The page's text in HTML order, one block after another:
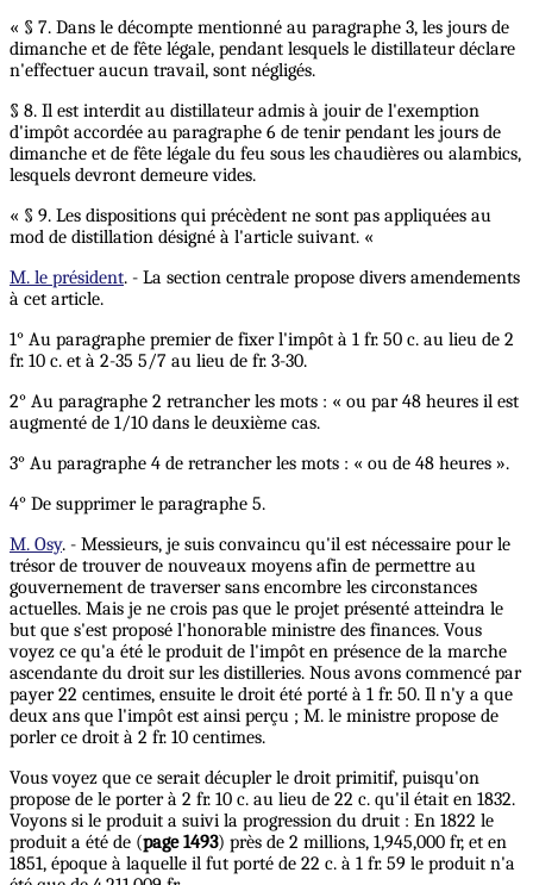
« § 7. Dans le décompte mentionné au paragraphe 3, les jours de
dimanche et de fête légale, pendant lesquels le distillateur déclare
n'effectuer aucun travail, sont négligés.
§ 8. Il est interdit au distillateur admis à jouir de l'exemption
d'impôt accordée au paragraphe 6 de tenir pendant les jours de
dimanche et de fête légale du feu sous les chaudières ou alambics,
lesquels devront demeure vides.
« § 9. Les dispositions qui précèdent ne sont pas appliquées au
mod de distillation désigné à l'article suivant. «
M. le président. - La section centrale propose divers amendements
à cet article.
1° Au paragraphe premier de fixer l'impôt à 1 fr. 50 c. au lieu de 2
fr. 10 c. et à 2-35 5/7 au lieu de fr. 3-30.
2° Au paragraphe 2 retrancher les mots : « ou par 48 heures il est
augmenté de 1/10 dans le deuxième cas.
3° Au paragraphe 4 de retrancher les mots : « ou de 48 heures ».
4° De supprimer le paragraphe 5.
M. Osy. - Messieurs, je suis convaincu qu'il est nécessaire pour le
trésor de trouver de nouveaux moyens afin de permettre au
gouvernement de traverser sans encombre les circonstances
actuelles. Mais je ne crois pas que le projet présenté atteindra le
but que s'est proposé l'honorable ministre des finances. Vous
voyez ce qu'a été le produit de l'impôt en présence de la marche
ascendante du droit sur les distilleries. Nous avons commencé par
payer 22 centimes, ensuite le droit été porté à 1 fr. 50. Il n'y a que
deux ans que l'impôt est ainsi perçu ; M. le ministre propose de
porler ce droit à 2 fr. 10 centimes.
Vous voyez que ce serait décupler le droit primitif, puisqu'on
propose de le porter à 2 fr. 10 c. au lieu de 22 c. qu'il était en 1832.
Voyons si le produit a suivi la progression du druit : En 1822 le
produit a été de (page 1493) près de 2 millions, 1,945,000 fr, et en
1851, époque à laquelle il fut porté de 22 c. à 1 fr. 59 le produit n'a